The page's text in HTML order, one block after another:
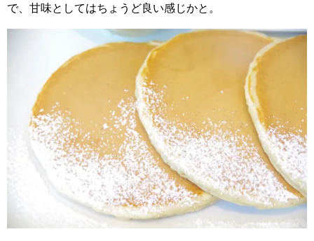
で、甘味としてはちょうど良い感じかと。